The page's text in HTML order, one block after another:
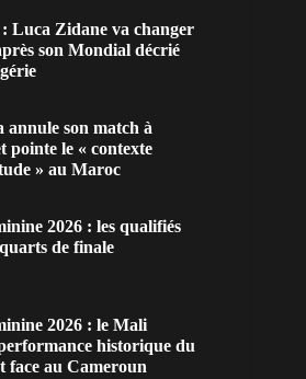
Luca Zidane va changer
son Mondial décrié
annule son match à
pointe le « contexte
» au Maroc
2026 : les qualifiés
de finale
2026 : le Mali
historique du
face au Cameroun